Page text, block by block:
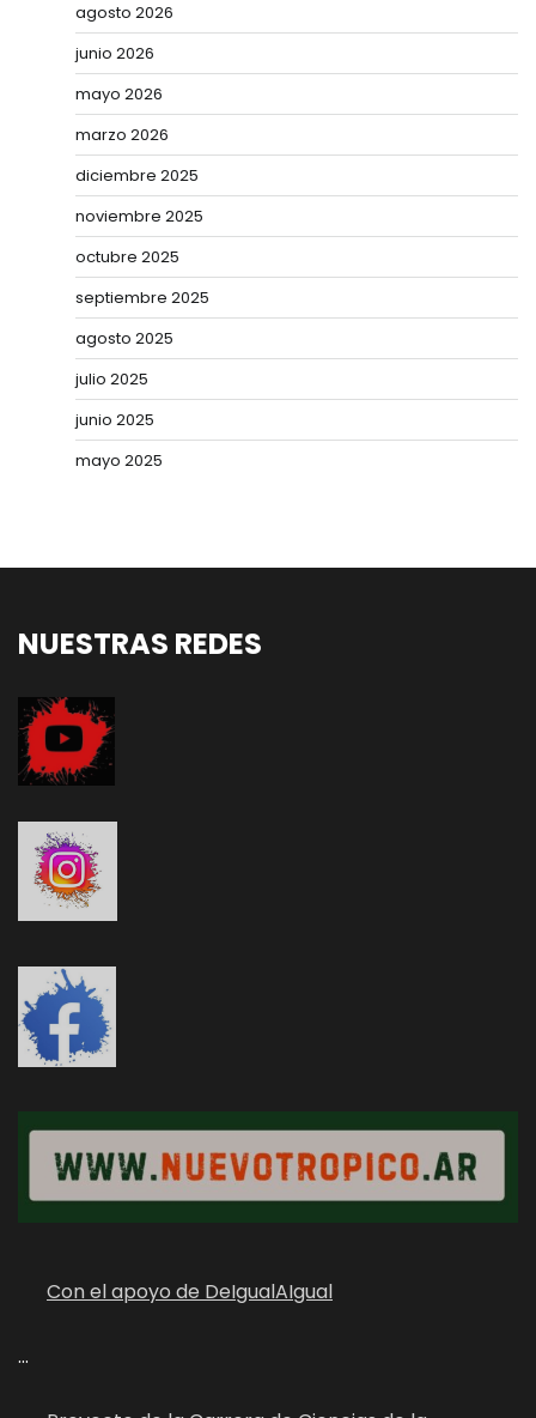
agosto 2026
junio 2026
mayo 2026
marzo 2026
diciembre 2025
noviembre 2025
octubre 2025
septiembre 2025
agosto 2025
julio 2025
junio 2025
mayo 2025
NUESTRAS REDES
Con el apoyo de DeIgualAIgual
...